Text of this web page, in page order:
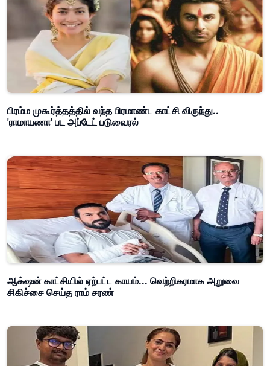
பிரம்ம முகூர்த்தத்தில் வந்த பிரமாண்ட காட்சி விருந்து..
'ராமாயணா' பட அப்டேட் படுவைரல்
ஆக்‌ஷன் காட்சியில் ஏற்பட்ட காயம்... வெற்றிகரமாக அறுவை
சிகிச்சை செய்த ராம் சரண்